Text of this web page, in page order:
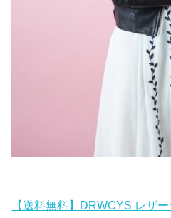
【送料無料】DRWCYS レザ